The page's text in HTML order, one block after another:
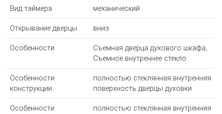
Вид таймера механический
Открывание дверцы вниз
Особенности
Съемная дверца духового шкафа,
Съемное внутреннее стекло
Особенности
конструкции
полностью стеклянная внутренняя
поверхность дверцы духовки
Особенности
полностью стеклянная внутренняя